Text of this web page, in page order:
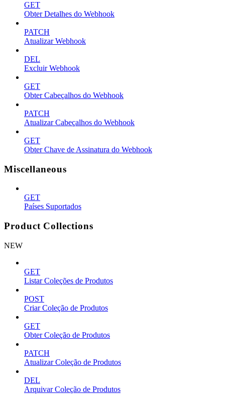
GET
Obter Detalhes do Webhook
PATCH
Atualizar Webhook
DEL
Excluir Webhook
GET
Obter Cabeçalhos do Webhook
PATCH
Atualizar Cabeçalhos do Webhook
GET
Obter Chave de Assinatura do Webhook
Miscellaneous
GET
Países Suportados
Product Collections
NEW
GET
Listar Coleções de Produtos
POST
Criar Coleção de Produtos
GET
Obter Coleção de Produtos
PATCH
Atualizar Coleção de Produtos
DEL
Arquivar Coleção de Produtos